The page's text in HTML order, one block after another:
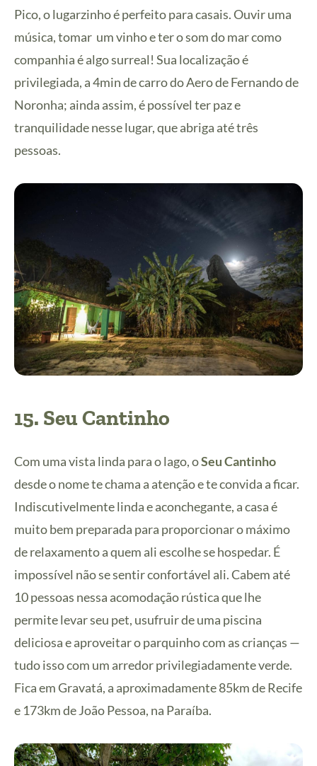
Pico, o lugarzinho é perfeito para casais. Ouvir uma
música, tomar um vinho e ter o som do mar como
companhia é algo surreal! Sua localização é
privilegiada, a 4min de carro do Aero de Fernando de
Noronha; ainda assim, é possível ter paz e
tranquilidade nesse lugar, que abriga até três
pessoas.
15. Seu Cantinho
Com uma vista linda para o lago, oSeu Cantinho
desde o nome te chama a atenção e te convida a ficar.
Indiscutivelmente linda e aconchegante, a casa é
muito bem preparada para proporcionar o máximo
de relaxamento a quem ali escolhe se hospedar. É
impossível não se sentir confortável ali. Cabem até
10 pessoas nessa acomodação rústica que lhe
permite levar seu pet, usufruir de uma piscina
deliciosa e aproveitar o parquinho com as crianças —
tudo isso com um arredor privilegiadamente verde.
Fica em Gravatá, a aproximadamente 85km de Recife
e 173km de João Pessoa, na Paraíba.